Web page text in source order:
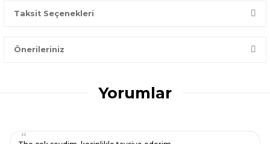
Bir dakikanızı ayırın, yorumunuzla başkalarının doğru seçim
Taksit Seçenekleri
Önerileriniz
konularda yetersiz gördüğünüz noktaları öneri formunu
kullanarak tarafımıza iletebilirsiniz.
Ürün resmi kalitesiz, bozuk veya görüntülenemiyor.
Yorumlar